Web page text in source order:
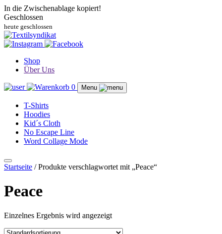
In die Zwischenablage kopiert!
Geschlossen
heute geschlossen
Shop
Über Uns
0 Menu
T-Shirts
Hoodies
Kid´s Cloth
No Escape Line
Word Collage Mode
Startseite / Produkte verschlagwortet mit „Peace“
Peace
Einzelnes Ergebnis wird angezeigt